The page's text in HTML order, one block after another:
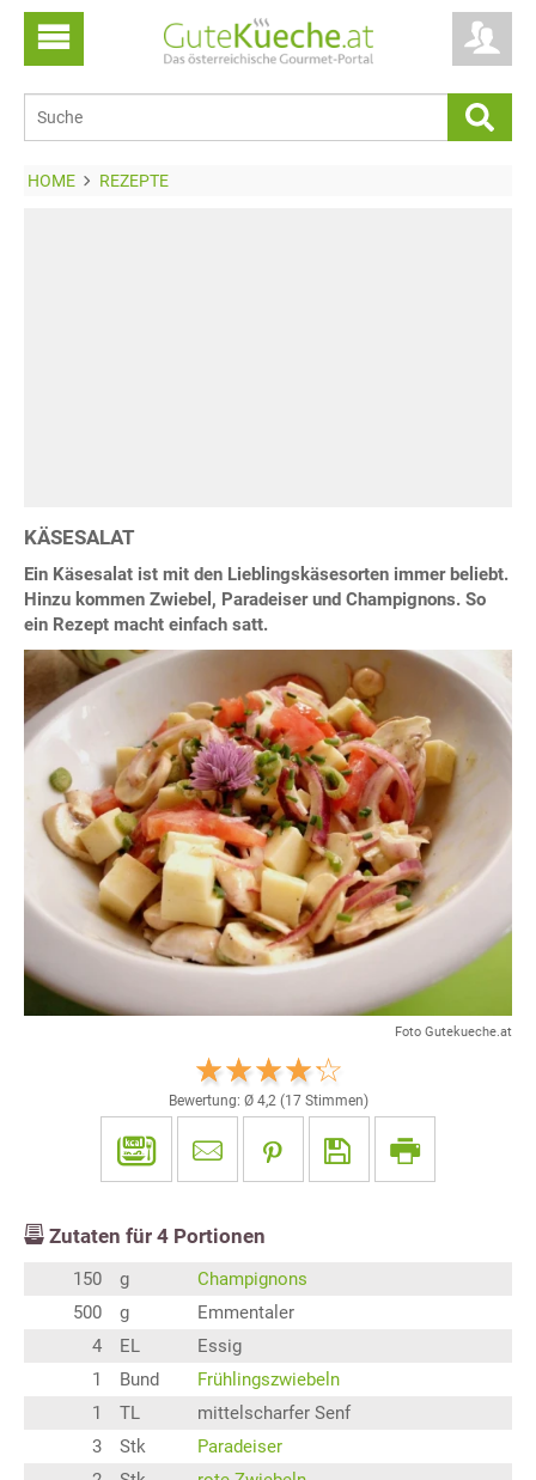
HOME REZEPTE
KÄSESALAT
Ein Käsesalat ist mit den Lieblingskäsesorten immer beliebt.
Hinzu kommen Zwiebel, Paradeiser und Champignons. So
ein Rezept macht einfach satt.
Foto Gutekueche.at
Bewertung: Ø 4,2(17Stimmen)
Zutaten für 4 Portionen
150 g
Champignons
500
g
Emmentaler
4
EL
Essig
1
Bund
Frühlingszwiebeln
1
TL
mittelscharfer Senf
3
Stk
Paradeiser